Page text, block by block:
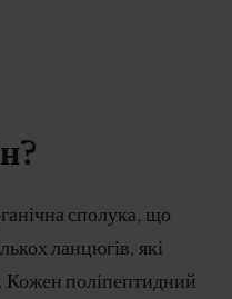
сполука, що
ланцюгів, які
Кожен поліпептидний